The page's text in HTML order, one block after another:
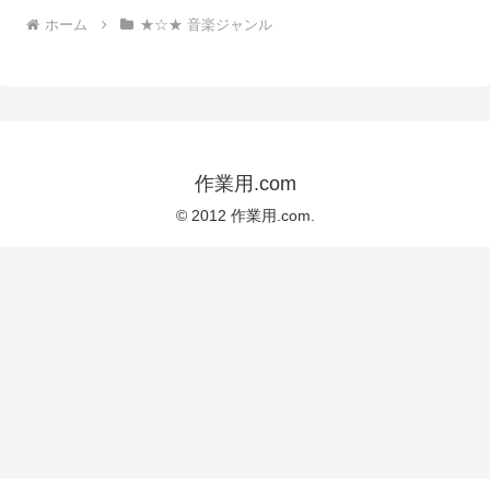
ホーム ★☆★ 音楽ジャンル
作業用.com
© 2012 作業用.com.